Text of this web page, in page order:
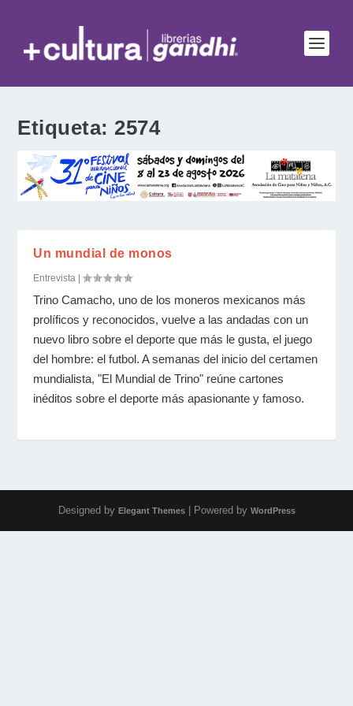
Etiqueta: 2574
Un mundial de monos
Entrevista |
Trino Camacho, uno de los moneros mexicanos más
prolíficos y reconocidos, vuelve a las andadas con un
nuevo libro sobre el deporte que más le gusta, el juego
del hombre: el futbol. A semanas del inicio del certamen
mundialista, "El Mundial de Trino" reúne cartones
inéditos sobre el deporte más apasionante y famoso.
Designed by Elegant Themes| Powered by WordPress